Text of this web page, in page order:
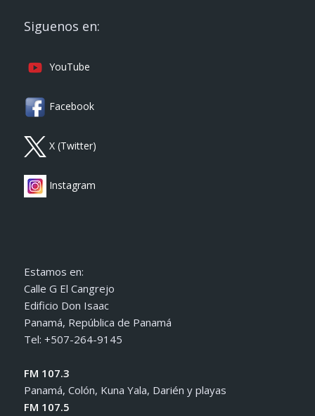
Siguenos en:
YouTube
Facebook
X (Twitter)
Instagram
Estamos en:
Calle G El Cangrejo
Edificio Don Isaac
Panamá, República de Panamá
Tel: +507-264-9145
FM 107.3
Panamá, Colón, Kuna Yala, Darién y playas
FM 107.5